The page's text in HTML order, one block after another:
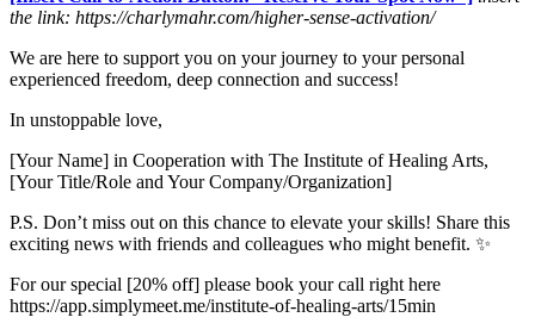
the link: https://charlymahr.com/higher-sense-activation/
We are here to support you on your journey to your personal
experienced freedom, deep connection and success!
In unstoppable love,
[Your Name] in Cooperation with The Institute of Healing Arts,
[Your Title/Role and Your Company/Organization]
P.S. Don’t miss out on this chance to elevate your skills! Share this
exciting news with friends and colleagues who might benefit. ✨
For our special [20% off] please book your call right here
https://app.simplymeet.me/institute-of-healing-arts/15min